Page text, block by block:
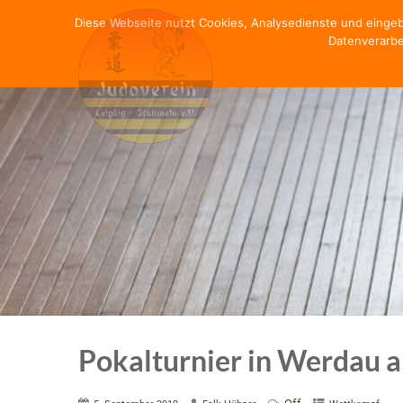
Pokalturnier in Werdau
Diese Webseite nutzt Cookies, Analysedienste und